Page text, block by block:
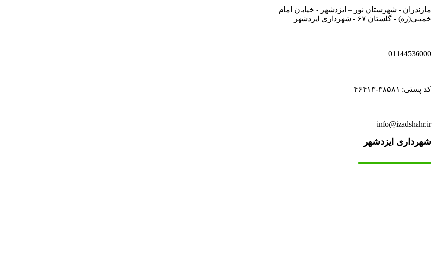
مازندران - شهرستان نور – ایزدشهر - خیابان امام
خمینی(ره) - گلستان ۶۷ - شهرداری ایزدشهر
01144536000
کد پستی: ۳۸۵۸۱-۴۶۴۱۳
info@izadshahr.ir
شهرداری ایزدشهر